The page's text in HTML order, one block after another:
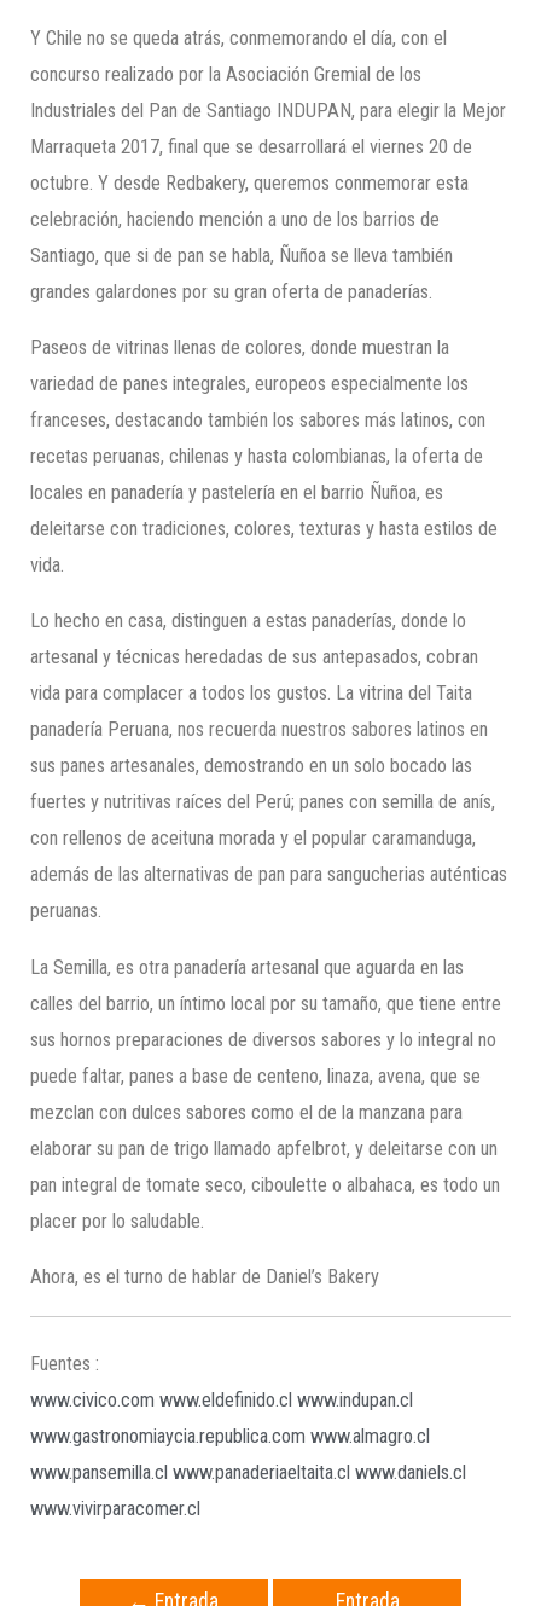
Y Chile no se queda atrás, conmemorando el día, con el
concurso realizado por la Asociación Gremial de los
Industriales del Pan de Santiago INDUPAN, para elegir la Mejor
Marraqueta 2017, final que se desarrollará el viernes 20 de
octubre. Y desde Redbakery, queremos conmemorar esta
celebración, haciendo mención a uno de los barrios de
Santiago, que si de pan se habla, Ñuñoa se lleva también
grandes galardones por su gran oferta de panaderías.
Paseos de vitrinas llenas de colores, donde muestran la
variedad de panes integrales, europeos especialmente los
franceses, destacando también los sabores más latinos, con
recetas peruanas, chilenas y hasta colombianas, la oferta de
locales en panadería y pastelería en el barrio Ñuñoa, es
deleitarse con tradiciones, colores, texturas y hasta estilos de
vida.
Lo hecho en casa, distinguen a estas panaderías, donde lo
artesanal y técnicas heredadas de sus antepasados, cobran
vida para complacer a todos los gustos. La vitrina del Taita
panadería Peruana, nos recuerda nuestros sabores latinos en
sus panes artesanales, demostrando en un solo bocado las
fuertes y nutritivas raíces del Perú; panes con semilla de anís,
con rellenos de aceituna morada y el popular caramanduga,
además de las alternativas de pan para sangucherias auténticas
peruanas.
La Semilla, es otra panadería artesanal que aguarda en las
calles del barrio, un íntimo local por su tamaño, que tiene entre
sus hornos preparaciones de diversos sabores y lo integral no
puede faltar, panes a base de centeno, linaza, avena, que se
mezclan con dulces sabores como el de la manzana para
elaborar su pan de trigo llamado apfelbrot, y deleitarse con un
pan integral de tomate seco, ciboulette o albahaca, es todo un
placer por lo saludable.
Ahora, es el turno de hablar de Daniel’s Bakery
Fuentes :
www.civico.com www.eldefinido.cl www.indupan.cl
www.gastronomiaycia.republica.com www.almagro.cl
www.pansemilla.cl www.panaderiaeltaita.cl www.daniels.cl
www.vivirparacomer.cl